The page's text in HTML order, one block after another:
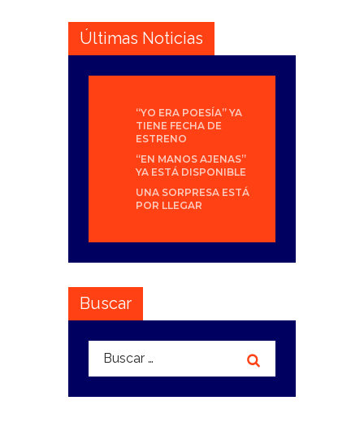
Últimas Noticias
“YO ERA POESÍA” YA
TIENE FECHA DE
ESTRENO
“EN MANOS AJENAS”
YA ESTÁ DISPONIBLE
UNA SORPRESA ESTÁ
POR LLEGAR
Buscar
Buscar: